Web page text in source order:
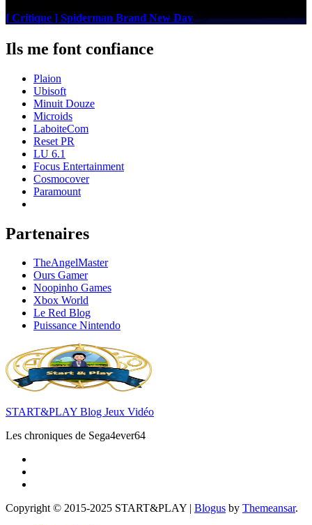
[ Critique ] Spiderman Brand New Day
Ils me font confiance
Plaion
Ubisoft
Minuit Douze
Microids
LaboiteCom
Reset PR
LU 6.1
Focus Entertainment
Cosmocover
Paramount
Partenaires
TheAngelMaster
Ours Gamer
Noopinho Games
Xbox World
Le Red Blog
Puissance Nintendo
START&PLAY Blog Jeux Vidéo
Les chroniques de Sega4ever64
Copyright © 2015-2025 START&PLAY | Blogus by Themeansar.